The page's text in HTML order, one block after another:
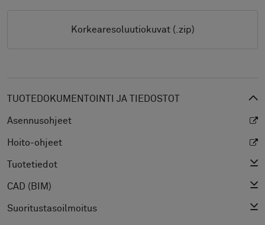
Korkearesoluutiokuvat (.zip)
TUOTEDOKUMENTOINTI JA TIEDOSTOT
Asennusohjeet
Hoito-ohjeet
Tuotetiedot
CAD (BIM)
Suoritustasoilmoitus